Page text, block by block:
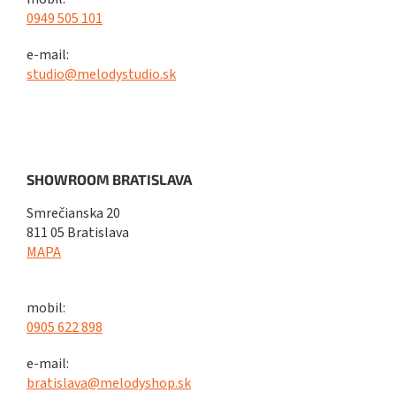
0949 505 101
e-mail:
studio@melodystudio.sk
SHOWROOM BRATISLAVA
Smrečianska 20
811 05 Bratislava
MAPA
mobil:
0905 622 898
e-mail:
bratislava@melodyshop.sk